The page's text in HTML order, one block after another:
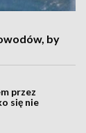
by
przez
się nie